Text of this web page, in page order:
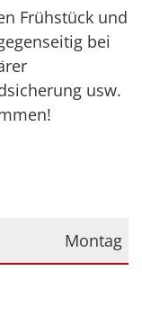
Frühstück und
bei
usw.
Montag